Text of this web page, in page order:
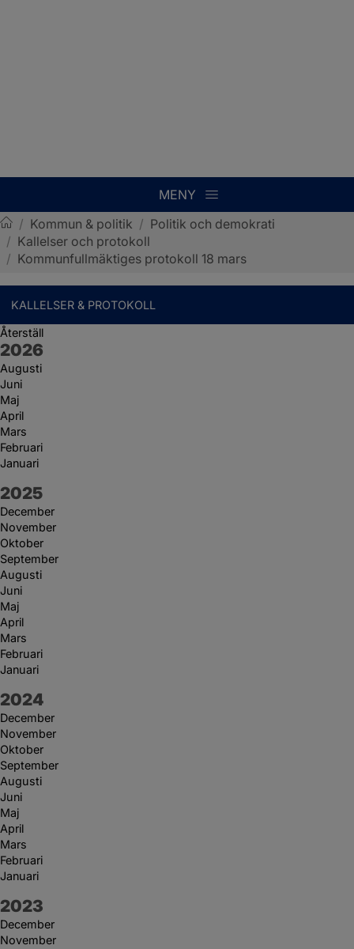
MENY
Sotenäs kommun
/ Kommun & politik / Politik och demokrati
/ Kallelser och protokoll
/ Kommunfullmäktiges protokoll 18 mars
KALLELSER & PROTOKOLL
Återställ
År:
2026
Augusti
Juni
Maj
April
Mars
Februari
Januari
År:
2025
December
November
Oktober
September
Augusti
Juni
Maj
April
Mars
Februari
Januari
År:
2024
December
November
Oktober
September
Augusti
Juni
Maj
April
Mars
Februari
Januari
År:
2023
December
November